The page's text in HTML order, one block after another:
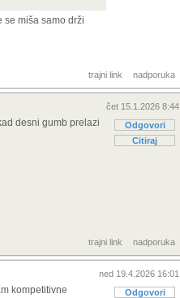
se miša samo drži
trajni link nadporuka
čet 15.1.2026 8:44
Odgovori
Citiraj
desni gumb prelazi
trajni link nadporuka
ned 19.4.2026 16:01
Odgovori
kompetitivne